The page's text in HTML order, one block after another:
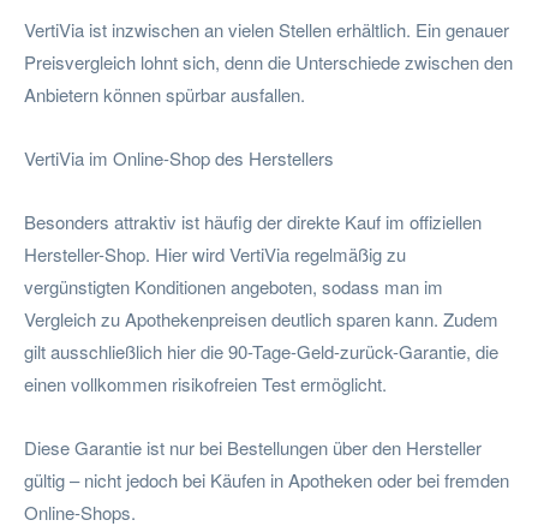
VertiVia ist inzwischen an vielen Stellen erhältlich. Ein genauer
Preisvergleich lohnt sich, denn die Unterschiede zwischen den
Anbietern können spürbar ausfallen.
VertiVia im Online-Shop des Herstellers
Besonders attraktiv ist häufig der direkte Kauf im offiziellen
Hersteller-Shop. Hier wird VertiVia regelmäßig zu
vergünstigten Konditionen angeboten, sodass man im
Vergleich zu Apothekenpreisen deutlich sparen kann. Zudem
gilt ausschließlich hier die 90-Tage-Geld-zurück-Garantie, die
einen vollkommen risikofreien Test ermöglicht.
Diese Garantie ist nur bei Bestellungen über den Hersteller
gültig – nicht jedoch bei Käufen in Apotheken oder bei fremden
Online-Shops.